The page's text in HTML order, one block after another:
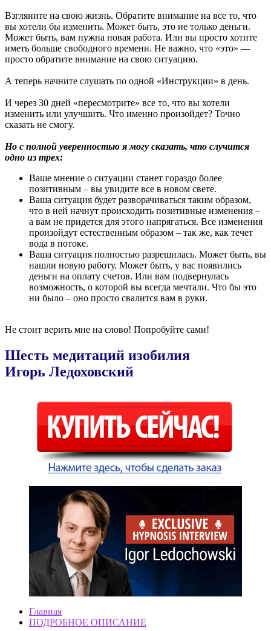
Взгляните на свою жизнь. Обратите внимание на все то, что
вы хотели бы изменить. Может быть, это не только деньги.
Может быть, вам нужна новая работа. Или вы просто хотите
иметь больше свободного времени. Не важно, что «это» —
просто обратите внимание на свою ситуацию.
А теперь начните слушать по одной «Инструкции» в день.
И через 30 дней «пересмотрите» все то, что вы хотели
изменить или улучшить. Что именно произойдет? Точно
сказать не смогу.
Но с полной уверенностью я могу сказать, что случится
одно из трех:
Ваше мнение о ситуации станет гораздо более
позитивным – вы увидите все в новом свете.
Ваша ситуация будет разворачиваться таким образом,
что в ней начнут происходить позитивные изменения –
а вам не придется для этого напрягаться. Все изменения
произойдут естественным образом – так же, как течет
вода в потоке.
Ваша ситуация полностью разрешилась. Может быть, вы
нашли новую работу. Может быть, у вас появились
деньги на оплату счетов. Или вам подвернулась
возможность, о которой вы всегда мечтали. Что бы это
ни было – оно просто свалится вам в руки.
Не стоит верить мне на слово! Попробуйте сами!
Шесть медитаций изобилия
Игорь Ледоховский
Главная
ПОДРОБНОЕ ОПИСАНИЕ